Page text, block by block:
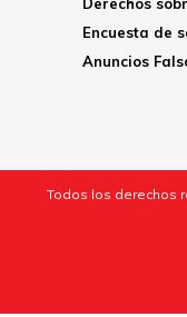
Encuesta de
Anuncios
Todos los derechos